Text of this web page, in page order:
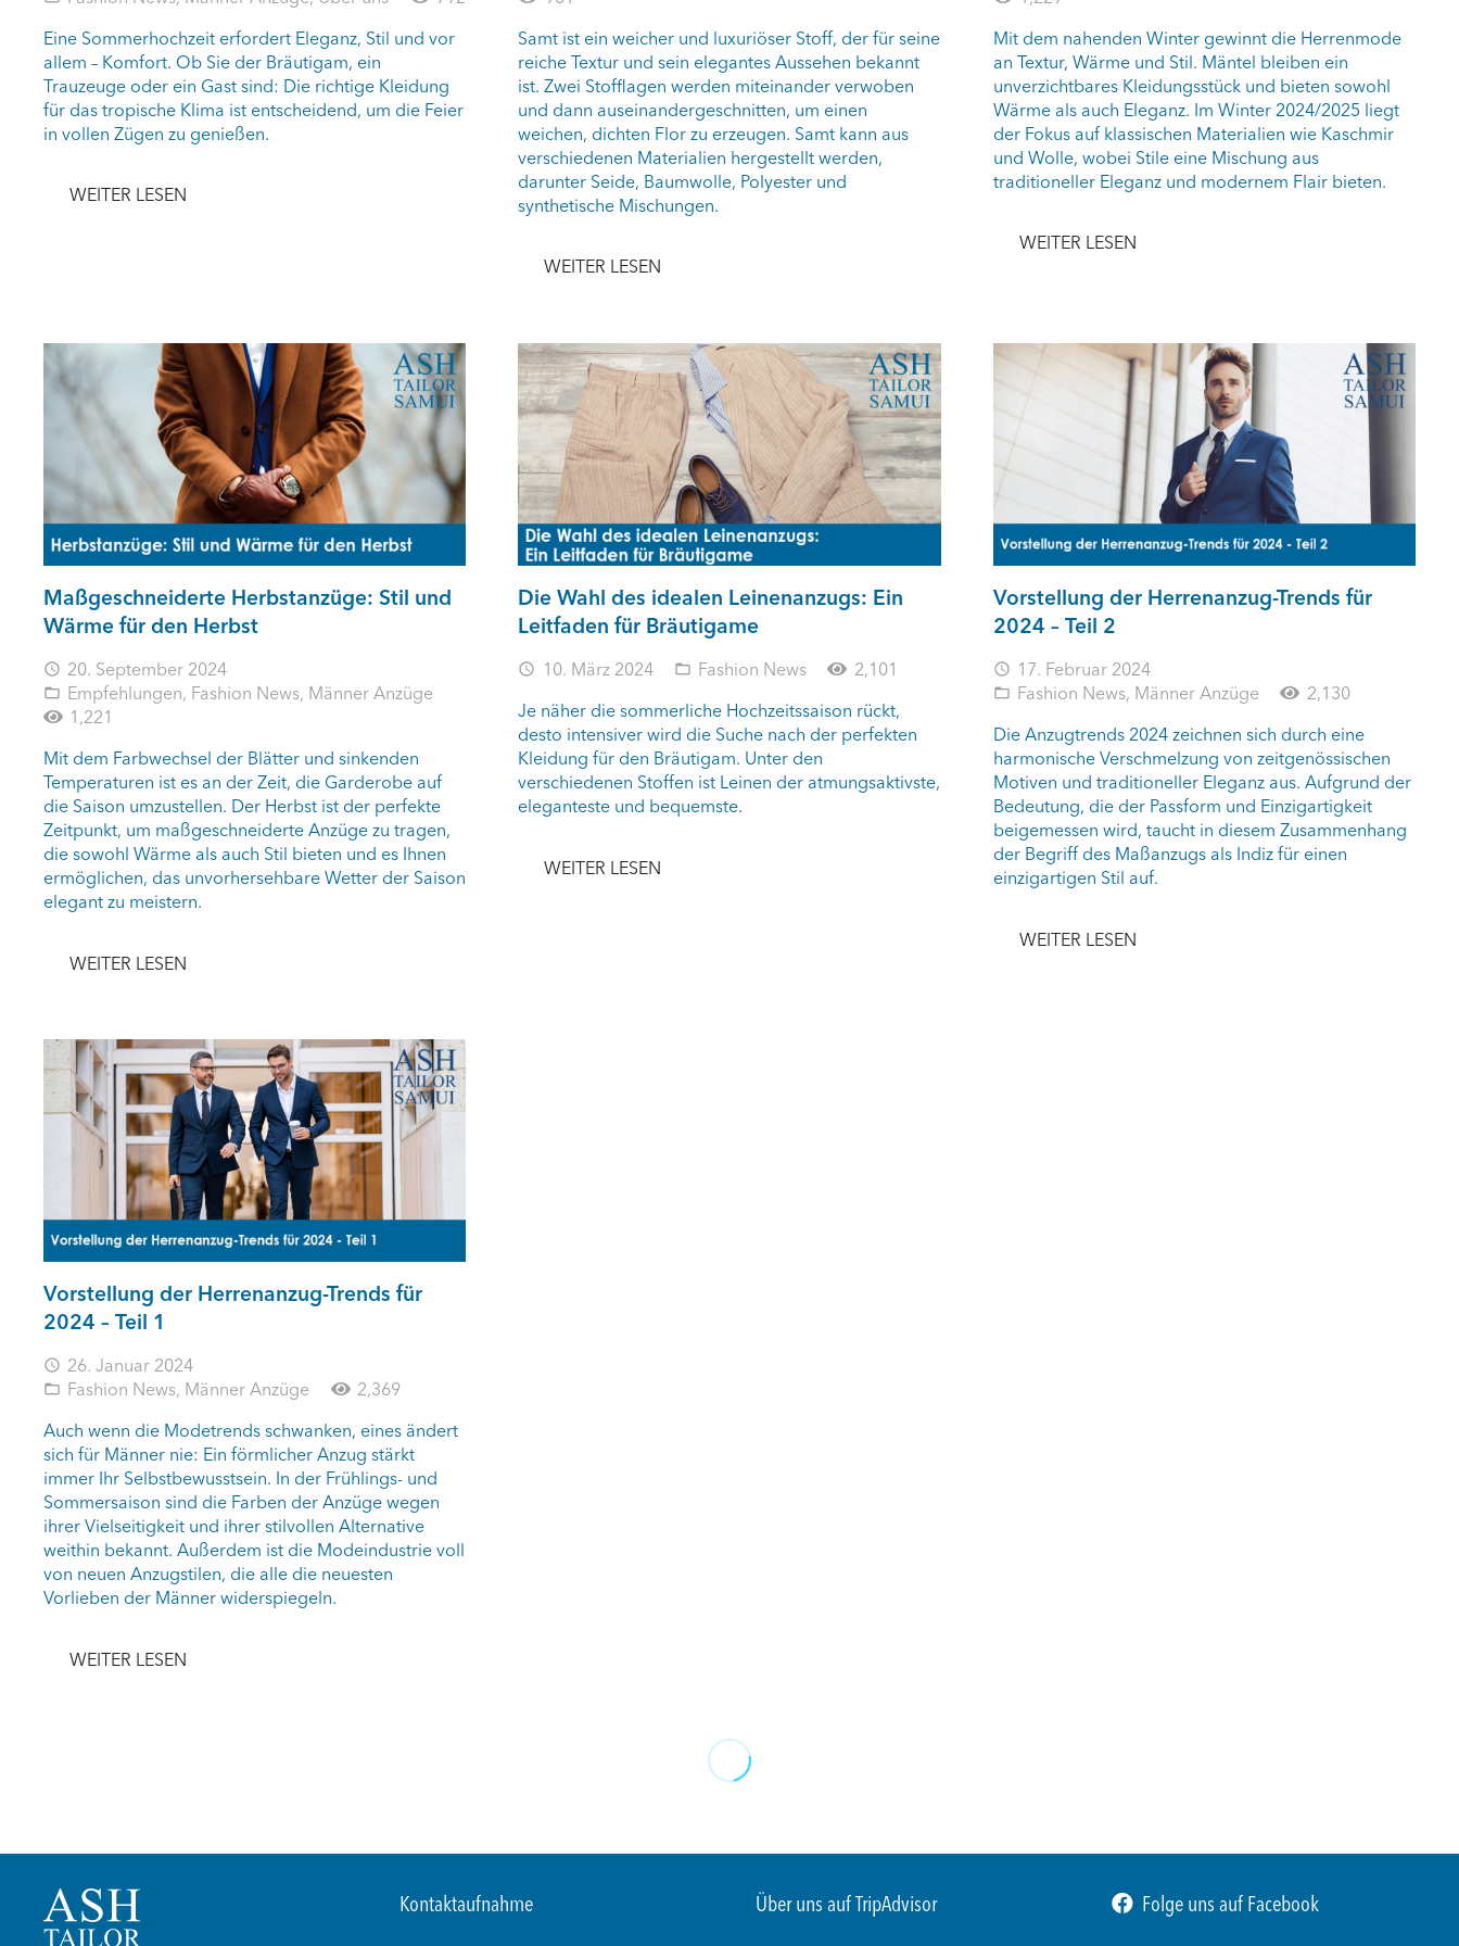
Eine Sommerhochzeit erfordert Eleganz, Stil und vor
allem – Komfort. Ob Sie der Bräutigam, ein
Trauzeuge oder ein Gast sind: Die richtige Kleidung
für das tropische Klima ist entscheidend, um die Feier
in vollen Zügen zu genießen.
WEITER LESEN
Samt ist ein weicher und luxuriöser Stoff, der für seine
reiche Textur und sein elegantes Aussehen bekannt
ist. Zwei Stofflagen werden miteinander verwoben
und dann auseinandergeschnitten, um einen
weichen, dichten Flor zu erzeugen. Samt kann aus
verschiedenen Materialien hergestellt werden,
darunter Seide, Baumwolle, Polyester und
synthetische Mischungen.
WEITER LESEN
Mit dem nahenden Winter gewinnt die Herrenmode
an Textur, Wärme und Stil. Mäntel bleiben ein
unverzichtbares Kleidungsstück und bieten sowohl
Wärme als auch Eleganz. Im Winter 2024/2025 liegt
der Fokus auf klassischen Materialien wie Kaschmir
und Wolle, wobei Stile eine Mischung aus
traditioneller Eleganz und modernem Flair bieten.
WEITER LESEN
Maßgeschneiderte Herbstanzüge: Stil und
Wärme für den Herbst
access_time 20. September 2024
folder_open Empfehlungen, Fashion News, Männer Anzüge
1,221
Mit dem Farbwechsel der Blätter und sinkenden
Temperaturen ist es an der Zeit, die Garderobe auf
die Saison umzustellen. Der Herbst ist der perfekte
Zeitpunkt, um maßgeschneiderte Anzüge zu tragen,
die sowohl Wärme als auch Stil bieten und es Ihnen
ermöglichen, das unvorhersehbare Wetter der Saison
elegant zu meistern.
WEITER LESEN
Die Wahl des idealen Leinenanzugs: Ein
Leitfaden für Bräutigame
access_time 10. März 2024 folder_open Fashion News
2,101
Je näher die sommerliche Hochzeitssaison rückt,
desto intensiver wird die Suche nach der perfekten
Kleidung für den Bräutigam. Unter den
verschiedenen Stoffen ist Leinen der atmungsaktivste,
eleganteste und bequemste.
WEITER LESEN
Vorstellung der Herrenanzug-Trends für
2024 – Teil 2
access_time 17. Februar 2024
folder_open Fashion News, Männer Anzüge
2,130
Die Anzugtrends 2024 zeichnen sich durch eine
harmonische Verschmelzung von zeitgenössischen
Motiven und traditioneller Eleganz aus. Aufgrund der
Bedeutung, die der Passform und Einzigartigkeit
beigemessen wird, taucht in diesem Zusammenhang
der Begriff des Maßanzugs als Indiz für einen
einzigartigen Stil auf.
WEITER LESEN
Vorstellung der Herrenanzug-Trends für
2024 – Teil 1
access_time 26. Januar 2024
folder_open Fashion News, Männer Anzüge
2,369
Auch wenn die Modetrends schwanken, eines ändert
sich für Männer nie: Ein förmlicher Anzug stärkt
immer Ihr Selbstbewusstsein. In der Frühlings- und
Sommersaison sind die Farben der Anzüge wegen
ihrer Vielseitigkeit und ihrer stilvollen Alternative
weithin bekannt. Außerdem ist die Modeindustrie voll
von neuen Anzugstilen, die alle die neuesten
Vorlieben der Männer widerspiegeln.
WEITER LESEN
Kontaktaufnahme Über uns auf TripAdvisor Folge uns auf Facebook